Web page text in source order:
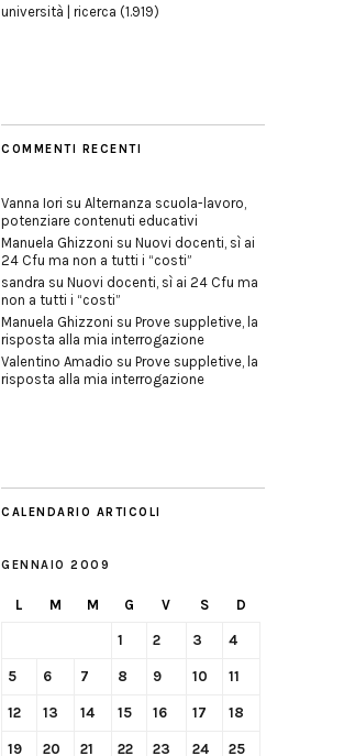
università | ricerca (1.919)
COMMENTI RECENTI
Vanna Iori su Alternanza scuola-lavoro,
potenziare contenuti educativi
Manuela Ghizzoni su Nuovi docenti, sì ai
24 Cfu ma non a tutti i “costi”
sandra su Nuovi docenti, sì ai 24 Cfu ma
non a tutti i “costi”
Manuela Ghizzoni su Prove suppletive, la
risposta alla mia interrogazione
Valentino Amadio su Prove suppletive, la
risposta alla mia interrogazione
CALENDARIO ARTICOLI
GENNAIO 2009
L M M G V S D
1 2 3 4
5 6 7 8 9 10 11
12 13 14 15 16 17 18
19 20 21 22 23 24 25